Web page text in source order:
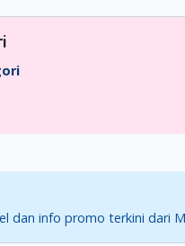
dan info promo terkini dari